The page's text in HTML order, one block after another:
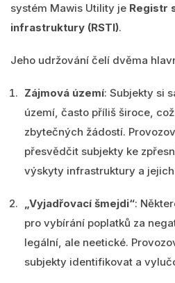
Čeština
systém Mawis Utility je Registr
infrastruktury (RSTI).
Jeho udržování čelí dvěma
Zájmová území: Subjekty si
území, často příliš široce,
zbytečných žádostí.
přesvědčit subjekty ke
výskyty infrastruktury a
„Vyjadřovací šmejdi“:
pro vybírání poplatků za
legální, ale neetické.
subjekty identifikovat a